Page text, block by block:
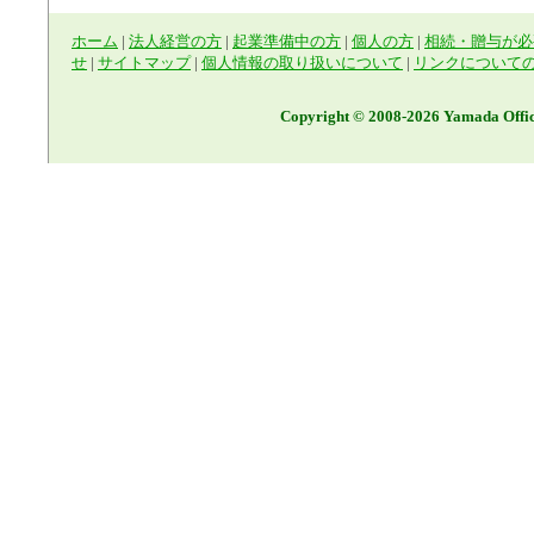
ホーム | 法人経営の方 | 起業準備中の方 | 個人の方 | 相続・贈与が
せ | サイトマップ| 個人情報の取り扱いについて | リンクについて
Copyright © 2008-2026 Yamada